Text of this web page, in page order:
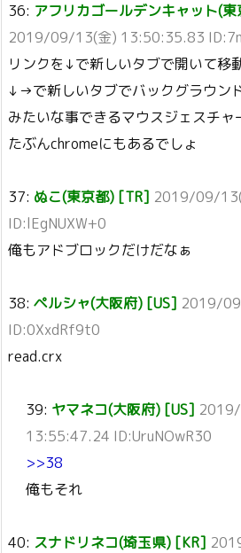
36: アフリカゴールデンキャット(
2019/09/13(金) 13:50:35.83
リンクを↓で新しいタブで開いて移
↓→で新しいタブでバックグラウン
みたいな事できるマウスジェスチャ
たぶんchromeにもあるでしょ
37: ぬこ(東京都) [TR] 2019/09/
ID:lEgNUXW+0
俺もアドブロックだけだなぁ
38: ペルシャ(大阪府) [US] 2019/
ID:0XxdRf9t0
read.crx
39: ヤマネコ(大阪府) [US]
13:55:47.24 ID:UruNOwR30
>>38
俺もそれ
40: スナドリネコ(埼玉県) [KR]